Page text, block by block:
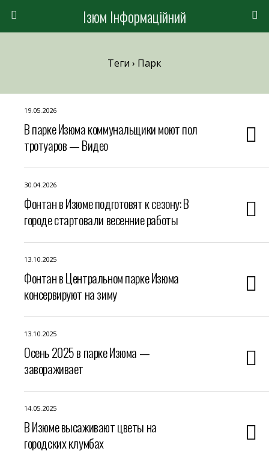
Ізюм Інформаційний
Теги › Парк
19.05.2026
В парке Изюма коммунальщики моют пол
тротуаров — Видео
30.04.2026
Фонтан в Изюме подготовят к сезону: В
городе стартовали весенние работы
13.10.2025
Фонтан в Центральном парке Изюма
консервируют на зиму
13.10.2025
Осень 2025 в парке Изюма —
завораживает
14.05.2025
В Изюме высаживают цветы на
городских клумбах